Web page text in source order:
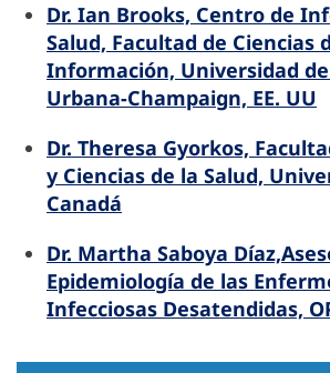
Dr. Ian Brooks, Centro de
Salud, Facultad de Ciencias
Información, Universidad
Urbana-Champaign, EE. UU
Dr. Theresa Gyorkos,
y Ciencias de la Salud,
Canadá
Dr. Martha Saboya
Epidemiología de las
Infecciosas Desatendidas,